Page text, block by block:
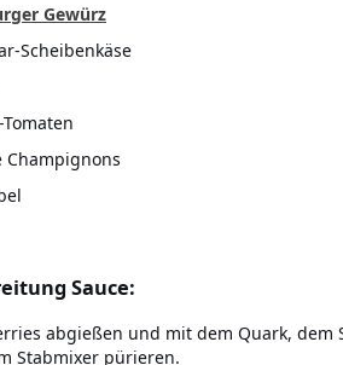
Gewürz
Scheibenkäse
Champignons
Sauce:
abgießen und mit dem Quark, dem
Stabmixer pürieren.